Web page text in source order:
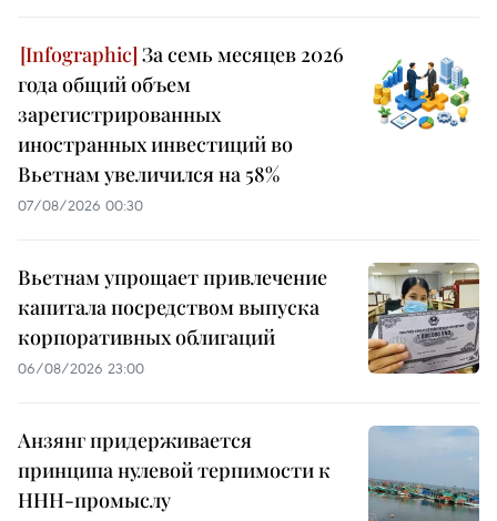
За семь месяцев 2026
года общий объем
зарегистрированных
иностранных инвестиций во
Вьетнам увеличился на 58%
07/08/2026 00:30
Вьетнам упрощает привлечение
капитала посредством выпуска
корпоративных облигаций
06/08/2026 23:00
Анзянг придерживается
принципа нулевой терпимости к
ННН-промыслу